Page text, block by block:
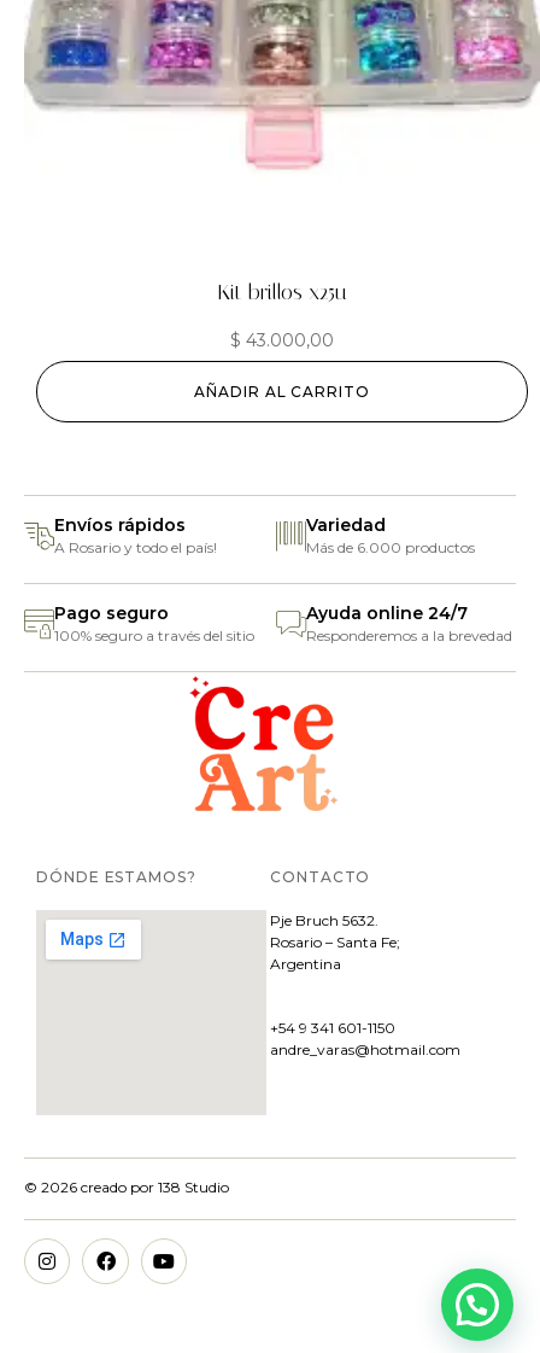
Kit brillos x25u
$ 43.000,00
AÑADIR AL CARRITO
Envíos rápidos
A Rosario y todo el país!
Variedad
Más de 6.000 productos
Pago seguro
100% seguro a través del sitio
Ayuda online 24/7
Responderemos a la brevedad
DÓNDE ESTAMOS? CONTACTO
Pje Bruch 5632.
Rosario – Santa Fe;
Argentina
+54 9 341 601-1150
andre_varas@hotmail.com
© 2026 creado por 138 Studio